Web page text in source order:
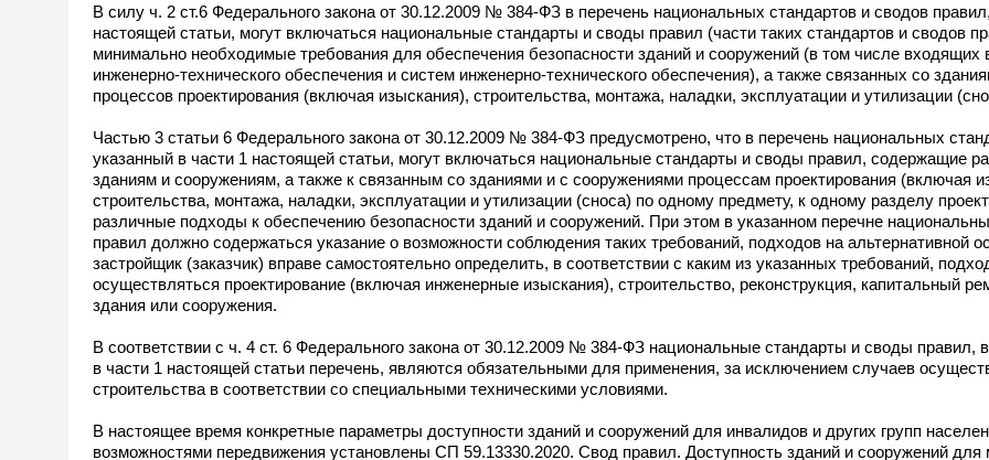
В силу ч. 2 ст.6 Федерального закона от 30.12.2009 № 384-ФЗ в перечень национальных стандартов и сводов
настоящей статьи, могут включаться национальные стандарты и своды правил (части таких стандартов и сводов
минимально необходимые требования для обеспечения безопасности зданий и сооружений (в том числе входящих
инженерно-технического обеспечения и систем инженерно-технического обеспечения), а также связанных со
процессов проектирования (включая изыскания), строительства, монтажа, наладки, эксплуатации и утилизации
Частью 3 статьи 6 Федерального закона от 30.12.2009 № 384-ФЗ предусмотрено, что в перечень национальных
указанный в части 1 настоящей статьи, могут включаться национальные стандарты и своды правил, содержащие
зданиям и сооружениям, а также к связанным со зданиями и с сооружениями процессам проектирования (включая
строительства, монтажа, наладки, эксплуатации и утилизации (сноса) по одному предмету, к одному разделу
различные подходы к обеспечению безопасности зданий и сооружений. При этом в указанном перечне
правил должно содержаться указание о возможности соблюдения таких требований, подходов на альтернативной
застройщик (заказчик) вправе самостоятельно определить, в соответствии с каким из указанных требований,
осуществляться проектирование (включая инженерные изыскания), строительство, реконструкция, капитальный
здания или сооружения.
В соответствии с ч. 4 ст. 6 Федерального закона от 30.12.2009 № 384-ФЗ национальные стандарты и своды правил,
в части 1 настоящей статьи перечень, являются обязательными для применения, за исключением случаев
строительства в соответствии со специальными техническими условиями.
В настоящее время конкретные параметры доступности зданий и сооружений для инвалидов и других групп
возможностями передвижения установлены СП 59.13330.2020. Свод правил. Доступность зданий и сооружений